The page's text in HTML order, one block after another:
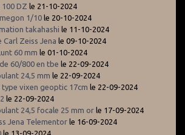
100 DZ le 21-10-2024
1/10 le 20-10-2024
takahashi le 11-10-2024
Carl Zeiss Jena le 09-10-2024
60 mm le 01-10-2024
60/800 en tbe le 22-09-2024
24,5 mm le 22-09-2024
type vixen geoptic 17cm le 22-09-2024
le 22-09-2024
24,5 focale 25 mm or le 17-09-2024
Jena Telementor le 16-09-2024
le 13-09-2024